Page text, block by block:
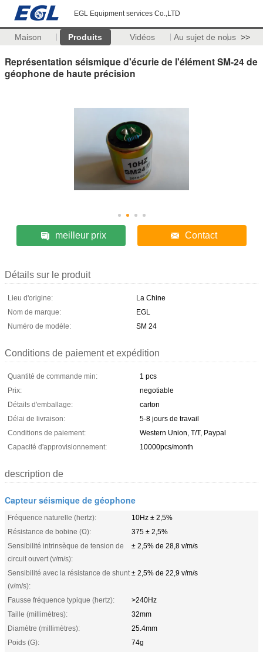
EGL Equipment services Co.,LTD
Maison Produits Vidéos Au sujet de nous >>
Représentation séismique d'écurie de l'élément SM-24 de
géophone de haute précision
meilleur prix Contact
Détails sur le produit
Lieu d'origine:
La Chine
Nom de marque:
EGL
Numéro de modèle:
SM 24
Conditions de paiement et expédition
Quantité de commande min:
1 pcs
Prix:
negotiable
Détails d'emballage:
carton
Délai de livraison:
5-8 jours de travail
Conditions de paiement:
Western Union, T/T, Paypal
Capacité d'approvisionnement:
10000pcs/month
description de
Capteur séismique de géophone
Fréquence naturelle (hertz):
10Hz ± 2,5%
Résistance de bobine (Ω):
375 ± 2,5%
Sensibilité intrinsèque de tension de
circuit ouvert (v/m/s):
± 2,5% de 28,8 v/m/s
Sensibilité avec la résistance de shunt
(v/m/s):
± 2,5% de 22,9 v/m/s
Fausse fréquence typique (hertz):
>240Hz
Taille (millimètres):
32mm
Diamètre (millimètres):
25.4mm
Poids (G):
74g